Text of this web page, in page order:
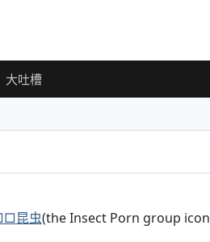
大吐槽
昆虫(the Insect Porn group icon